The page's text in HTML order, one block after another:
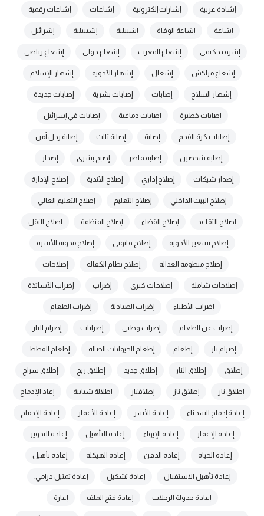
إشادة عربية إشارات إلكترونية إشاعات إشاعات رقمية
إشاعة إشاعة الوفاة إشبيلية إشبييلية إشرائيل
إشرف حكيمي إشعاع المغرب إشعاع دولي إشعاع رياضي
إشعاع مراكش إشغال إشهار الأدوية إشهار الإسلام
إشهار السلاح إصابات إصابات بشرية إصابات جديدة
إصابات خطيرة إصابات دماغية إصابات في إسرائيل
إصابات كرة القدم إصابة إصابة ثالث إصابة رجل أمن
إصابة شخصين إصابة قاصر إصبح بشري إصدار
إصدار شيكات إصلاح إداري إصلاح الأندية إصلاح الإدارة
إصلاح البيت الداخلي إصلاح التعليم إصلاح التعليم العالي
إصلاح التقاعد إصلاح القضاء إصلاح المنظمة إصلاح النقل
إصلاح تسعير الأدوية إصلاح قانوني إصلاح مدونة الأسرة
إصلاح منظومة العدالة إصلاح نظام الكفالة إصلاحات
إصلاحات شاملة إصلاحات كبرى إضراب إضراب الأساتذة
إضراب الأطباء إضراب الصيادلة إضراب الطعام
إضراب عن الطعام إضراب وطني إضرابات إضرام النار
إضرام نار إطعام إطعام الحيوانات الضالة إطعام القطط
إطلاق إطلاق النار إطلاق جديد إطلاق ريح إطلاق سراح
إطلاق نار إطلاق ناز إطلاقنار إطلالة شبابية إعاد الإدماج
إعادة إدماج السجناء إعادة الأسر إعادة الأعمار إعادة الإدماج
إعادة الإعمار إعادة الإيواء إعادة التأهيل إعادة التدوير
إعادة الحياة إعادة الدفن إعادة الهيكلة إعادة تأهيل
إعادة تأهيل الاستقبال إعادة تشكيل إعادة تمثيل درامي.
إعادة جدولة الرحلات إعادة فتح الملف إعارة